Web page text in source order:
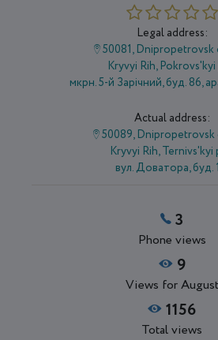
Legal address:
50081, Dnipropetrovsk
Kryvyi Rih,
мкрн. 5-й Зарічний, буд. 86,
Actual address:
50089, Dnipropetrovsk
Kryvyi Rih, Ternivs'kyi
вул. Доватора, буд.
3
Phone views
9
Views for August
1156
Total views